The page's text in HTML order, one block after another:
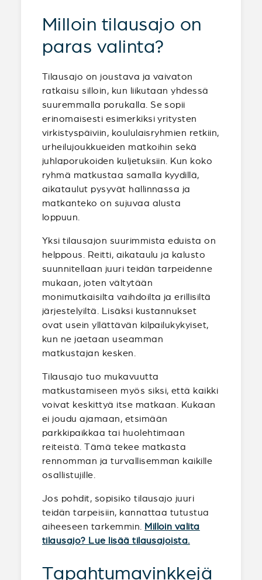
Milloin tilausajo on
paras valinta?
Tilausajo on joustava ja vaivaton
ratkaisu silloin, kun liikutaan yhdessä
suuremmalla porukalla. Se sopii
erinomaisesti esimerkiksi yritysten
virkistyspäiviin, koululaisryhmien retkiin,
urheilujoukkueiden matkoihin sekä
juhlaporukoiden kuljetuksiin. Kun koko
ryhmä matkustaa samalla kyydillä,
aikataulut pysyvät hallinnassa ja
matkanteko on sujuvaa alusta
loppuun.
Yksi tilausajon suurimmista eduista on
helppous. Reitti, aikataulu ja kalusto
suunnitellaan juuri teidän tarpeidenne
mukaan, joten vältytään
monimutkaisilta vaihdoilta ja erillisiltä
järjestelyiltä. Lisäksi kustannukset
ovat usein yllättävän kilpailukykyiset,
kun ne jaetaan useamman
matkustajan kesken.
Tilausajo tuo mukavuutta
matkustamiseen myös siksi, että kaikki
voivat keskittyä itse matkaan. Kukaan
ei joudu ajamaan, etsimään
parkkipaikkaa tai huolehtimaan
reiteistä. Tämä tekee matkasta
rennomman ja turvallisemman kaikille
osallistujille.
Jos pohdit, sopisiko tilausajo juuri
teidän tarpeisiin, kannattaa tutustua
aiheeseen tarkemmin. Milloin valita
tilausajo? Lue lisää tilausajoista.
Tapahtumavinkkejä